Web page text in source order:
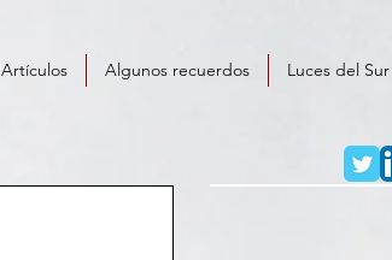
Artículos Algunos recuerdos Luces del Sur